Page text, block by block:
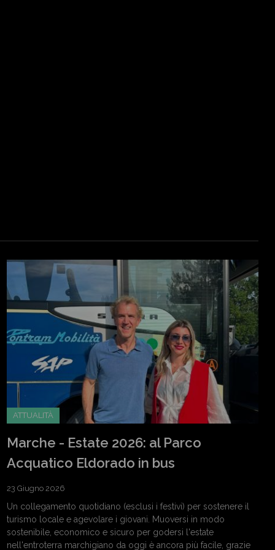
ATTUALITÀ
Marche - Estate 2026: al Parco
Acquatico Eldorado in bus
23 Giugno 2026
Un collegamento quotidiano (esclusi i festivi) per sostenere il
turismo locale e agevolare i giovani. Muoversi in modo
sostenibile, economico e sicuro per godersi l'estate
nell'entroterra marchigiano da oggi è ancora più facile, grazie